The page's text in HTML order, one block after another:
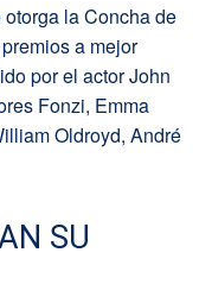
la Concha de
a mejor
por el actor John
Fonzi, Emma
Oldroyd, André
SU